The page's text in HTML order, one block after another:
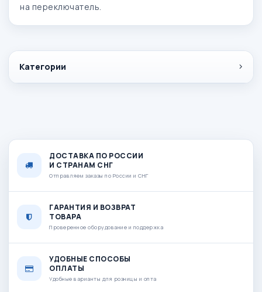
Категории
на переключатель.
ДОСТАВКА ПО РОССИИ
И СТРАНАМ СНГ
Отправляем заказы по России и СНГ
ГАРАНТИЯ И ВОЗВРАТ
ТОВАРА
Проверенное оборудование и поддержка
УДОБНЫЕ СПОСОБЫ
ОПЛАТЫ
Удобные варианты для розницы и опта